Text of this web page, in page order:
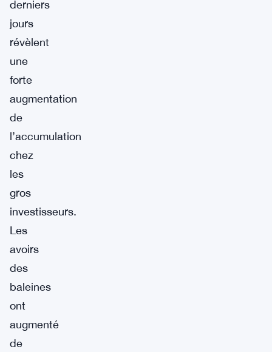
derniers
jours
révèlent
une
forte
augmentation
de
l’accumulation
chez
les
gros
investisseurs.
Les
avoirs
des
baleines
ont
augmenté
de